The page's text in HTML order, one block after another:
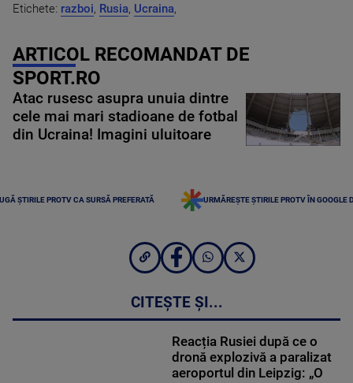
Etichete: razboi, Rusia, Ucraina,
ARTICOL RECOMANDAT DE
SPORT.RO
Atac rusesc asupra unuia dintre
cele mai mari stadioane de fotbal
din Ucraina! Imagini uluitoare
ȘTIRILE PROTV CA SURSĂ PREFERATĂ URMĂREȘTE ȘTIRILE PROTV ÎN GOOGLE
CITEȘTE ȘI...
Reacția Rusiei după ce o
dronă explozivă a paralizat
aeroportul din Leipzig: „O